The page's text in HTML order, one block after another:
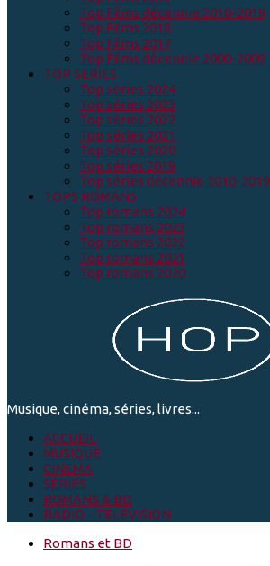
Top Films décennie 2010-2019
Top Films 2018
Top Films 2017
Top Films décennie 2000-2009
TOP SERIES
Top séries 2024
Top séries 2023
Top séries 2022
Top séries 2021
Top séries 2020
Top séries 2019
Top séries décennie 2010-2019
TOPS ROMANS
Top romans 2024
Top romans 2023
Top romans 2022
Top romans 2021
Top romans 2020
Musique, cinéma, séries, livres...
ACCUEIL
MUSIQUE
CINEMA
SÉRIES
ROMANS & BD
RADIO - TELEVISION
Romans et BD